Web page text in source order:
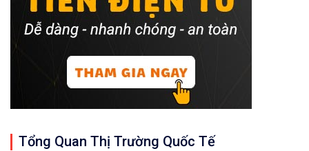
Tổng Quan Thị Trường Quốc Tế